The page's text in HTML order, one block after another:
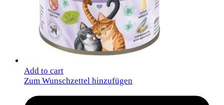
Add to cart
Zum Wunschzettel hinzufügen